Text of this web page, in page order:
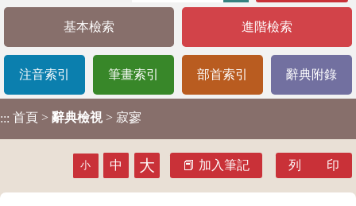
基本檢索 進階檢索
注音索引 筆畫索引 部首索引 辭典附錄
::: 首頁 > 辭典檢視 > 寂寥
小 中 大 加入筆記 列 印